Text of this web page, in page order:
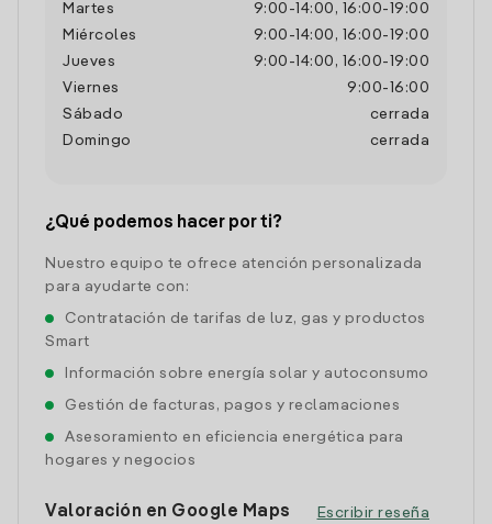
Martes
9:00 - 14:00 , 16:00- 19:00
Miércoles
9:00 - 14:00 , 16:00- 19:00
Jueves
9:00 - 14:00 , 16:00- 19:00
Viernes
9:00- 16:00
Sábado
cerrada
Domingo
cerrada
¿Qué podemos hacer por ti?
Nuestro equipo te ofrece atención personalizada
para ayudarte con:
Contratación de tarifas de luz, gas y productos
Smart
Información sobre energía solar y autoconsumo
Gestión de facturas, pagos y reclamaciones
Asesoramiento en eficiencia energética para
hogares y negocios
Valoración en Google Maps Escribir reseña